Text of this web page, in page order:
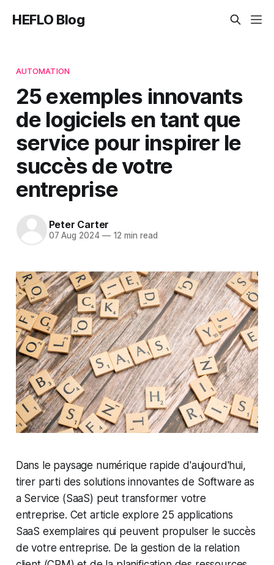
HEFLO Blog
AUTOMATION
25 exemples innovants
de logiciels en tant que
service pour inspirer le
succès de votre
entreprise
Peter Carter
07 Aug 2024 —12 min read
Dans le paysage numérique rapide d'aujourd'hui,
tirer parti des solutions innovantes de Software as
a Service (SaaS) peut transformer votre
entreprise. Cet article explore 25 applications
SaaS exemplaires qui peuvent propulser le succès
de votre entreprise. De la gestion de la relation